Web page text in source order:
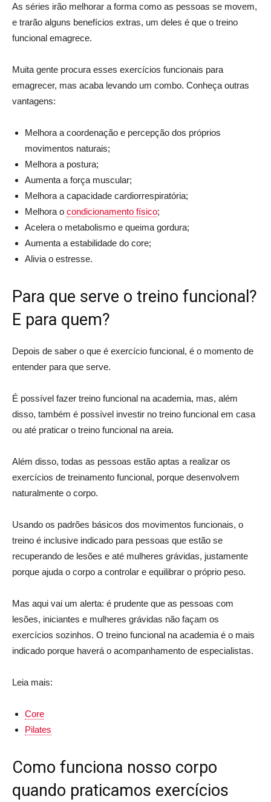
As séries irão melhorar a forma como as pessoas se movem,
e trarão alguns benefícios extras, um deles é que o treino
funcional emagrece.
Muita gente procura esses exercícios funcionais para
emagrecer, mas acaba levando um combo. Conheça outras
vantagens:
Melhora a coordenação e percepção dos próprios
movimentos naturais;
Melhora a postura;
Aumenta a força muscular;
Melhora a capacidade cardiorrespiratória;
Melhora o condicionamento físico;
Acelera o metabolismo e queima gordura;
Aumenta a estabilidade do core;
Alivia o estresse.
Para que serve o treino funcional?
E para quem?
Depois de saber o que é exercício funcional, é o momento de
entender para que serve.
É possível fazer treino funcional na academia, mas, além
disso, também é possível investir no treino funcional em casa
ou até praticar o treino funcional na areia.
Além disso, todas as pessoas estão aptas a realizar os
exercícios de treinamento funcional, porque desenvolvem
naturalmente o corpo.
Usando os padrões básicos dos movimentos funcionais, o
treino é inclusive indicado para pessoas que estão se
recuperando de lesões e até mulheres grávidas, justamente
porque ajuda o corpo a controlar e equilibrar o próprio peso.
Mas aqui vai um alerta: é prudente que as pessoas com
lesões, iniciantes e mulheres grávidas não façam os
exercícios sozinhos. O treino funcional na academia é o mais
indicado porque haverá o acompanhamento de especialistas.
Leia mais:
Core
Pilates
Como funciona nosso corpo
quando praticamos exercícios